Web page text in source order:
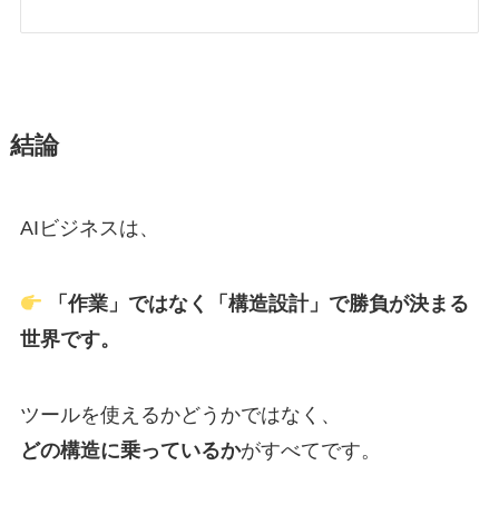
結論
AIビジネスは、
「作業」ではなく「構造設計」で勝負が決まる
世界です。
ツールを使えるかどうかではなく、
どの構造に乗っているかがすべてです。